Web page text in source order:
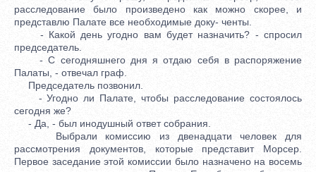
расследование было произведено как можно скорее, и
представлю Палате все необходимые доку- ченты.
- Какой день угодно вам будет назначить? - спросил
председатель.
- С сегодняшнего дня я отдаю себя в распоряжение
Палаты, - отвечал граф.
Председатель позвонил.
- Угодно ли Палате, чтобы расследование состоялось
сегодня же?
- Да, - был инодушный ответ собрания.
Выбрали комиссию из двенадцати человек для
рассмотрения документов, которые представит Морсер.
Первое заседание этой комиссии было назначено на восемь